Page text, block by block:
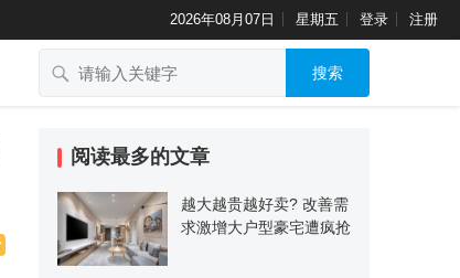
2026年08月07日 星期五 登录 注册
搜索
阅读最多的文章
越大越贵越好卖? 改善需
求激增大户型豪宅遭疯抢